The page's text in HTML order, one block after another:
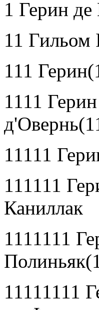
1 Герин
11 Гильом
111
1111 Герин
д'
11111
111111
Каниллак
1111111
11111111